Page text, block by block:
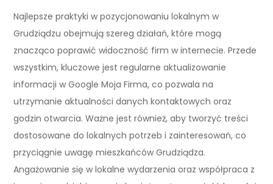
Najlepsze praktyki w pozycjonowaniu lokalnym w
Grudziądzu obejmują szereg działań, które mogą
znacząco poprawić widoczność firm w internecie. Przede
wszystkim, kluczowe jest regularne aktualizowanie
informacji w Google Moja Firma, co pozwala na
utrzymanie aktualności danych kontaktowych oraz
godzin otwarcia. Ważne jest również, aby tworzyć treści
dostosowane do lokalnych potrzeb i zainteresowań, co
przyciągnie uwagę mieszkańców Grudziądza.
Angażowanie się w lokalne wydarzenia oraz współpraca z